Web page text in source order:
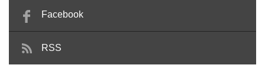
Facebook
RSS